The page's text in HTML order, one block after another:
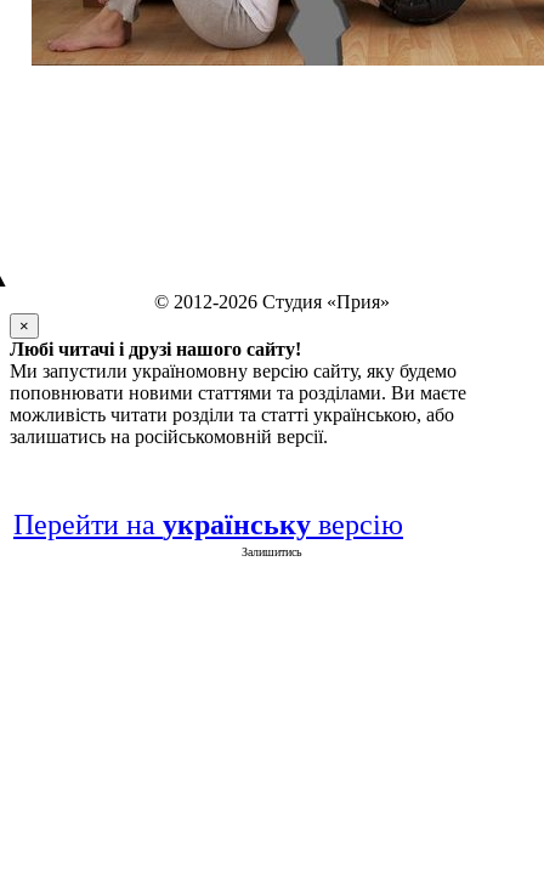
© 2012-2026 Студия «Прия»
×
Любі читачі і друзі нашого сайту!
Ми запустили україномовну версію сайту, яку будемо
поповнювати новими статтями та розділами. Ви маєте
можливість читати розділи та статті українською, або
залишатись на російськомовній версії.
Перейти на українську версію
Залишитись